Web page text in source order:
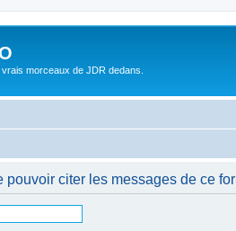
morceaux de JDR dedans.
citer les messages de ce